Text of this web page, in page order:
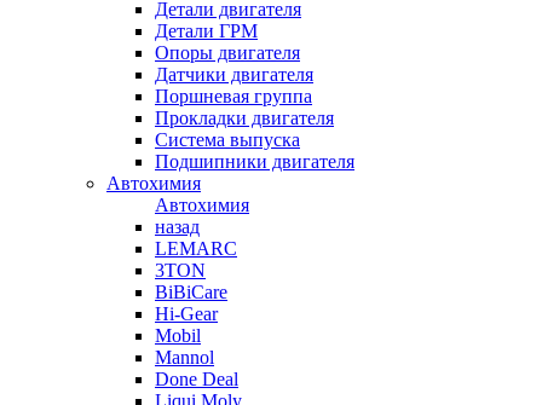
Детали двигателя
Детали ГРМ
Опоры двигателя
Датчики двигателя
Поршневая группа
Прокладки двигателя
Система выпуска
Подшипники двигателя
Автохимия
Автохимия
назад
LEMARC
3TON
BiBiCare
Hi-Gear
Mobil
Mannol
Done Deal
Liqui Moly